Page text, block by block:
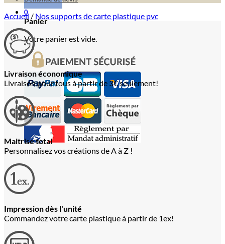
0
Panier
Votre panier est vide.
Accueil / Nos supports de carte plastique pvc
Livraison économique
Livraison pour tous à partir de 3€ seulement!
Maitrise total
Personnalisez vos créations de A à Z !
Impression dès l'unité
Commandez votre carte plastique à partir de 1ex!